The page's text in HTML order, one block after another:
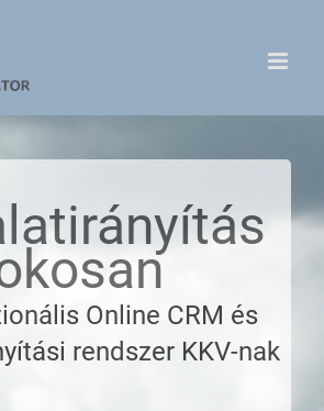
Online CRM és
rendszer KKV-nak